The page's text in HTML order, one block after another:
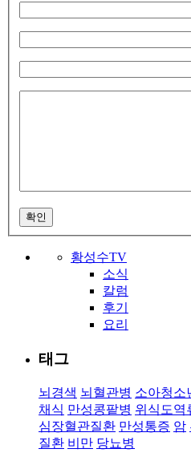
확인
황성수TV
소식
칼럼
후기
요리
태그
뇌경색 뇌혈관병 소아청소
채식 만성콩팥병 위식도역
심장혈관질환 만성통증 암
질환 비만 당뇨병